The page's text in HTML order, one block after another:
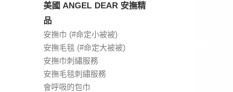
美國 ANGEL DEAR 安撫精
品
安撫巾 (#命定小被被)
安撫毛毯 (#命定大被被)
安撫巾刺繡服務
安撫毛毯刺繡服務
會呼吸的包巾